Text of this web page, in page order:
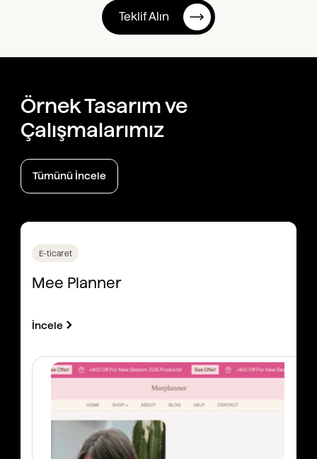
Teklif Alın
Örnek Tasarım ve
Çalışmalarımız
Tümünü İncele
E-ticaret
Mee Planner
İncele